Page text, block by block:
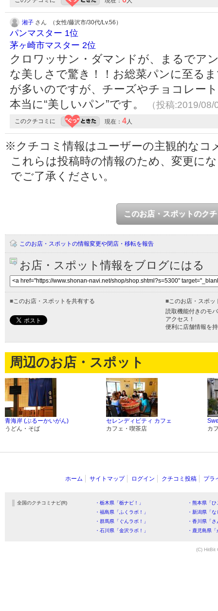
湘子 さん （女性/藤沢市/30代/Lv.56）
パンマスター 1位
茅ヶ崎市マスター 2位
クロワッサン・ダマンドが、まるでア
な美しさで驚き！！お総菜パンに至る
が多いのですが、チーズやチョコレー
本当に“美しいパン”です。
（投稿:2019/
このクチコミに 現在： 4 人
※クチコミ情報はユーザーの主観的なコ
これらは投稿時の情報のため、変更に
でご了承ください。
このお店・スポットのク
このお店・スポットの情報変更や閉店・移転を報告
お店・スポット情報をブログにはる
■ このお店・スポットを共有する ■ このお店・スポ
読取機能付きのモ
アクセス！
便利に店舗情報を
周辺のお店・スポット
青海岸 (ぶるーかいがん)
うどん・そば
セレンディピティ カフェ
カフェ・喫茶店
カ
ホーム サイトマップ ログイン クチコミ投稿 プラ
全国のクチコミナビ(R) ・栃木県「栃ナビ！」
・熊本県「
・福島県「ふくラボ！」
・新潟県「
・群馬県「ぐんラボ！」
・香川県「
・石川県「金沢ラボ！」
・鹿児島県
(C) HitBit